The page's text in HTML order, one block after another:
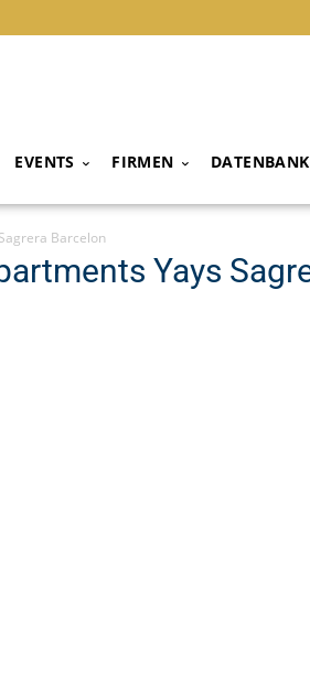
EVENTS FIRMEN
Barcelon
Yays